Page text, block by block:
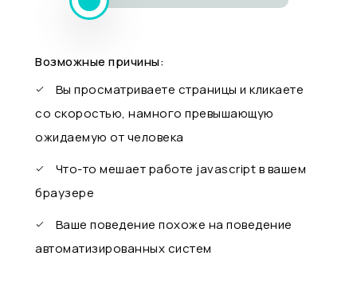
Возможные причины:
Вы просматриваете страницы и кликаете
со скоростью, намного превышающую
ожидаемую от человека
Что-то мешает работе javascript в вашем
браузере
Ваше поведение похоже на поведение
автоматизированных систем